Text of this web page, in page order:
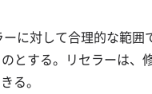
に対して合理的な範
とする。リセラーは
る。